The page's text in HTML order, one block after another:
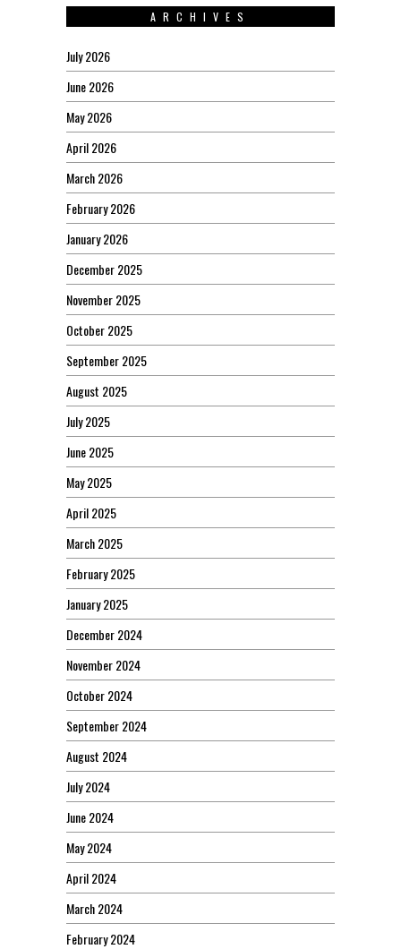
ARCHIVES
July 2026
June 2026
May 2026
April 2026
March 2026
February 2026
January 2026
December 2025
November 2025
October 2025
September 2025
August 2025
July 2025
June 2025
May 2025
April 2025
March 2025
February 2025
January 2025
December 2024
November 2024
October 2024
September 2024
August 2024
July 2024
June 2024
May 2024
April 2024
March 2024
February 2024